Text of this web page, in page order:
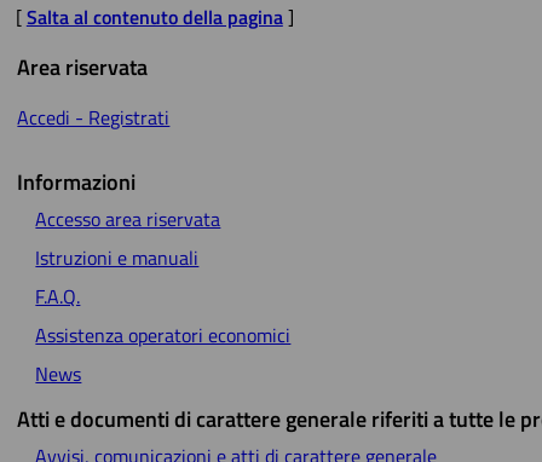
[Salta al contenuto della pagina]
Area riservata
Accedi - Registrati
Informazioni
Accesso area riservata
Istruzioni e manuali
F.A.Q.
Assistenza operatori economici
News
Atti e documenti di carattere generale riferiti a tutte le
Avvisi, comunicazioni e atti di carattere generale